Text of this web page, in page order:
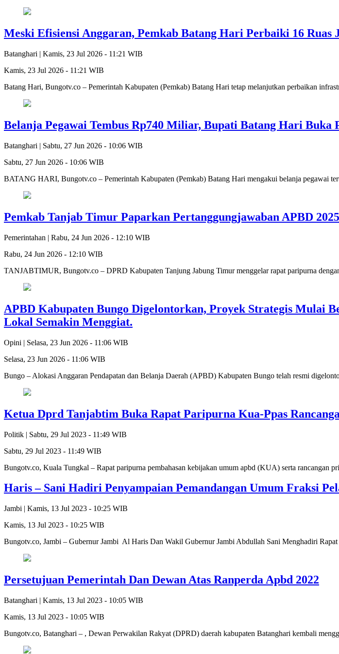
Meski Efisiensi Anggaran, Pemkab Batang Hari Perbaiki 16 Ruas
Batanghari | Kamis, 23 Jul 2026 - 11:21 WIB
Kamis, 23 Jul 2026 - 11:21 WIB
Batang Hari, Bungotv.co – Pemerintah Kabupaten (Pemkab) Batang Hari tetap melanjutkan perbaikan
Belanja Pegawai Tembus Rp740 Miliar, Bupati Batang Hari Buka
Batanghari | Sabtu, 27 Jun 2026 - 10:06 WIB
Sabtu, 27 Jun 2026 - 10:06 WIB
BATANG HARI, Bungotv.co – Pemerintah Kabupaten (Pemkab) Batang Hari mengakui belanja pegawai
Pemkab Tanjab Timur Paparkan Pertanggungjawaban APBD 2025
Pemerintahan | Rabu, 24 Jun 2026 - 12:10 WIB
Rabu, 24 Jun 2026 - 12:10 WIB
TANJABTIMUR, Bungotv.co – DPRD Kabupaten Tanjung Jabung Timur menggelar rapat paripurna
APBD Kabupaten Bungo Digelontorkan, Proyek Strategis Mulai
Lokal Semakin Menggiat.
Opini | Selasa, 23 Jun 2026 - 11:06 WIB
Selasa, 23 Jun 2026 - 11:06 WIB
Bungo – Alokasi Anggaran Pendapatan dan Belanja Daerah (APBD) Kabupaten Bungo telah resmi
Ketua Dprd Tanjabtim Buka Rapat Paripurna Kua-Ppas
Politik | Sabtu, 29 Jul 2023 - 11:49 WIB
Sabtu, 29 Jul 2023 - 11:49 WIB
Bungotv.co, Kuala Tungkal – Rapat paripurna pembahasan kebijakan umum apbd (KUA) serta rancangan
Haris – Sani Hadiri Penyampaian Pemandangan Umum Fraksi
Jambi | Kamis, 13 Jul 2023 - 10:25 WIB
Kamis, 13 Jul 2023 - 10:25 WIB
Bungotv.co, Jambi – Gubernur Jambi Al Haris Dan Wakil Gubernur Jambi Abdullah Sani Menghadiri
Persetujuan Pemerintah Dan Dewan Atas Ranperda Apbd 2022
Batanghari | Kamis, 13 Jul 2023 - 10:05 WIB
Kamis, 13 Jul 2023 - 10:05 WIB
Bungotv.co, Batanghari – , Dewan Perwakilan Rakyat (DPRD) daerah kabupaten Batanghari kembali